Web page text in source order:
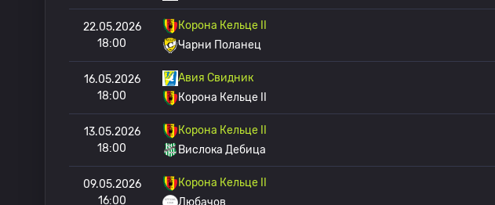
22.05.2026
18:00
Корона Кельце II
Чарни Поланец
16.05.2026
18:00
Авия Свидник
Корона Кельце II
13.05.2026
18:00
Корона Кельце II
Вислока Дебица
09.05.2026
16:00
Корона Кельце II
Любачов